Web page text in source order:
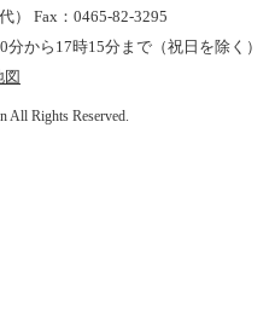
） Fax：0465-82-3295
から17時15分まで（祝日を除く）
図
All Rights Reserved.